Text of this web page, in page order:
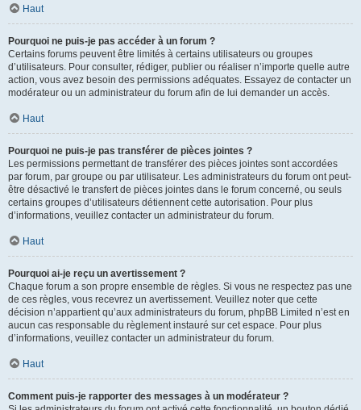
Haut
Pourquoi ne puis-je pas accéder à un forum ?
Certains forums peuvent être limités à certains utilisateurs ou groupes
d’utilisateurs. Pour consulter, rédiger, publier ou réaliser n’importe quelle autre
action, vous avez besoin des permissions adéquates. Essayez de contacter un
modérateur ou un administrateur du forum afin de lui demander un accès.
Haut
Pourquoi ne puis-je pas transférer de pièces jointes ?
Les permissions permettant de transférer des pièces jointes sont accordées
par forum, par groupe ou par utilisateur. Les administrateurs du forum ont peut-
être désactivé le transfert de pièces jointes dans le forum concerné, ou seuls
certains groupes d’utilisateurs détiennent cette autorisation. Pour plus
d’informations, veuillez contacter un administrateur du forum.
Haut
Pourquoi ai-je reçu un avertissement ?
Chaque forum a son propre ensemble de règles. Si vous ne respectez pas une
de ces règles, vous recevrez un avertissement. Veuillez noter que cette
décision n’appartient qu’aux administrateurs du forum, phpBB Limited n’est en
aucun cas responsable du règlement instauré sur cet espace. Pour plus
d’informations, veuillez contacter un administrateur du forum.
Haut
Comment puis-je rapporter des messages à un modérateur ?